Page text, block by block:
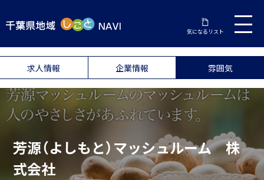
気になるリスト
求人情報 企業情報 雰囲気
芳源（よしもと）マッシュルーム 株
式会社